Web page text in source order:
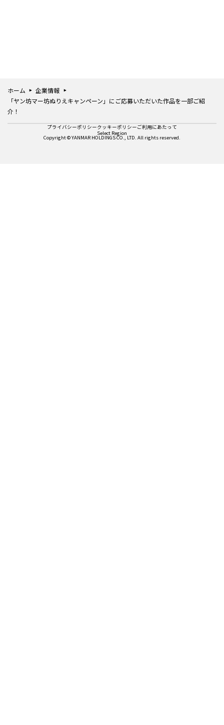
ホーム
企業情報
「ヤン坊マー坊ぬりえキャンペーン」にご応募いただいた作品を一部ご紹
介！
Copyright © YANMAR HOLDINGS CO., LTD. All rights reserved.
プライバシーポリシークッキーポリシーご利用にあたって
Select Region